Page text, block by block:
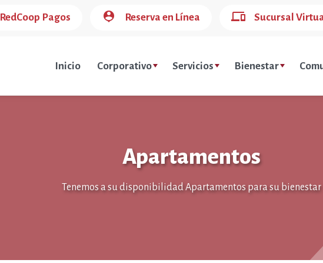
RedCoop Pagos person_pin Reserva en Línea devices Sucursal
Inicio Corporativo Servicios Bienestar
Apartamentos
Tenemos a su disponibilidad Apartamentos para su bienestar